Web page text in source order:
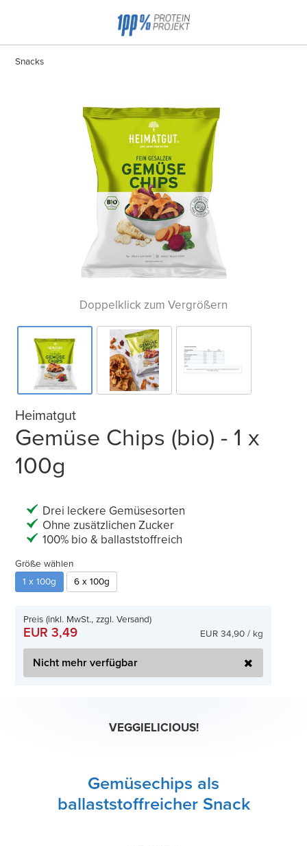
Snacks
Doppelklick zum Vergrößern
Heimatgut
Gemüse Chips (bio) - 1 x
100g
Drei leckere Gemüsesorten
Ohne zusätzlichen Zucker
100% bio & ballaststoffreich
Größe wählen
1 x 100g
6 x 100g
Preis (inkl. MwSt., zzgl. Versand)
EUR 3,49 EUR 34,90 / kg
Nicht mehr verfügbar
VEGGIELICIOUS!
Gemüsechips als
ballaststoffreicher Snack